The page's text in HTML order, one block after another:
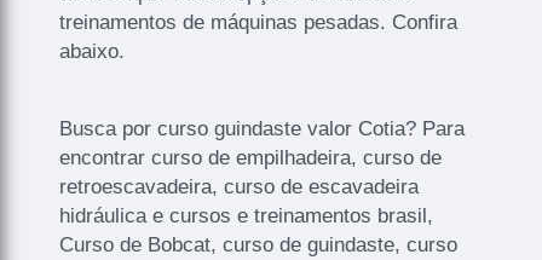
treinamentos de máquinas pesadas. Confira
abaixo.
Busca por curso guindaste valor Cotia? Para
encontrar curso de empilhadeira, curso de
retroescavadeira, curso de escavadeira
hidráulica e cursos e treinamentos brasil,
Curso de Bobcat, curso de guindaste, curso